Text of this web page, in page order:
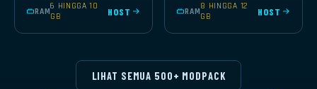
RAM6 HINGGA 10
GB
HOST RAM8 HINGGA 12
GB
HOST
LIHAT SEMUA 500+ MODPACK